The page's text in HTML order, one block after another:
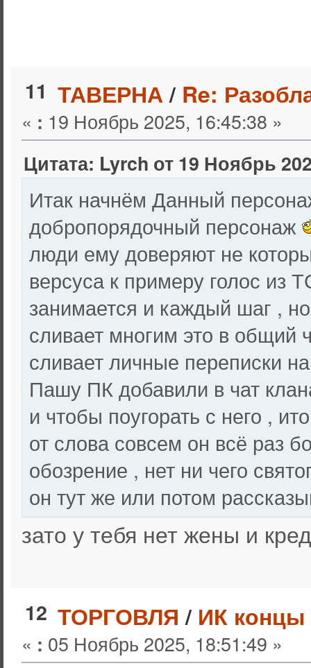
11 ТАВЕРНА/ Re:
« : 19 Ноябрь 2025, 16:45:38 »
Цитата: Lyrch от 19 Ноябрь
Итак начнём Данный
добропорядочный персонаж
люди ему доверяют не
версуса к примеру голос из
занимается и каждый шаг ,
сливает многим это в общий
сливает личные переписки
Пашу ПК добавили в чат
и чтобы поугорать с него ,
от слова совсем он всё раз
обозрение , нет ни чего
он тут же или потом
зато у тебя нет жены и
12 ТОРГОВЛЯ / ИК концы
« : 05 Ноябрь 2025, 18:51:49 »